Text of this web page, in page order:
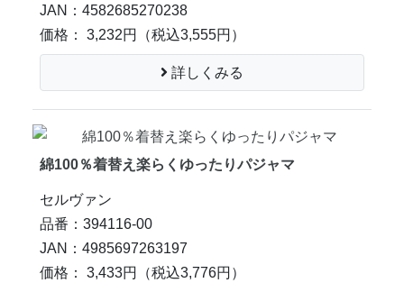
JAN：4582685270238
価格： 3,232円
（税込3,555円）
詳しくみる
綿100％着替え楽らくゆったりパジャマ
セルヴァン
品番：394116-00
JAN：4985697263197
価格： 3,433円
（税込3,776円）